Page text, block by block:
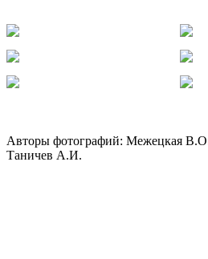
Авторы фотографий: Межецкая
Таничев А.И.